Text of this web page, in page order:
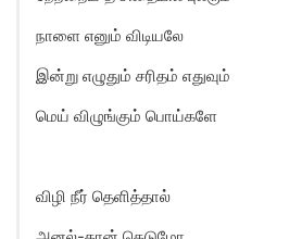
நாளை எனும் விடியலே
இன்று எழுதும் சரிதம் எதுவும்
மெய் விழுங்கும் பொய்களே
விழி நீர் தெளித்தால்